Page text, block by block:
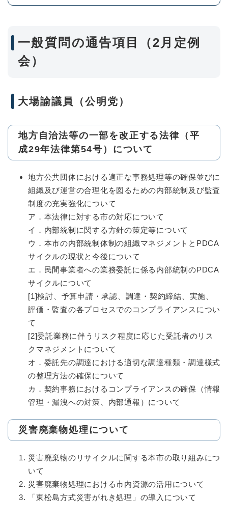
一般質問の通告項目（2月定例
会）
大場諭議員（公明党）
地方自治法等の一部を改正する法律（平
成29年法律第54号）について
地方公共団体における適正な事務処理等の確保並びに
組織及び運営の合理化を図るための内部統制及び監査
制度の充実強化について
ア．本法律に対する市の対応について
イ．内部統制に関する方針の策定等について
ウ．本市の内部統制体制の組織マネジメントとPDCA
サイクルの現状と今後について
エ．民間事業者への業務委託に係る内部統制のPDCA
サイクルについて
[1]検討、予算申請・承認、調達・契約締結、実施、
評価・監査の各プロセスでのコンプライアンスについ
て
[2]委託業務に伴うリスク程度に応じた受託者のリス
クマネジメントについて
​オ．委託先の調達における適切な調達種類・調達様式
の整理方法の確保について
カ．契約事務におけるコンプライアンスの確保（情報
管理・漏洩への対策、内部通報）について
災害廃棄物処理について
災害廃棄物のリサイクルに関する本市の取り組みにつ
いて
災害廃棄物処理における市内資源の活用について
「東松島方式災害がれき処理」の導入について